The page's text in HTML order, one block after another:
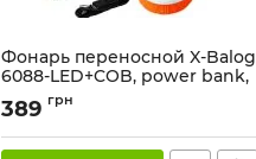
Фонарь переносной X-Balog
6088-LED+COB, power bank,
Li-Ion аккум., ЗУ microUSB
Артикул:
389 грн